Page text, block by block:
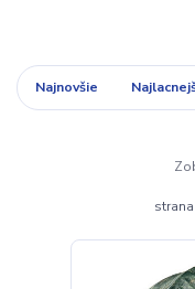
Najnovšie
strana